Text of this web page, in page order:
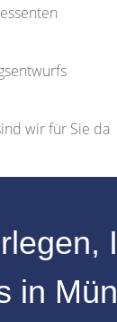
wir für Sie da
in